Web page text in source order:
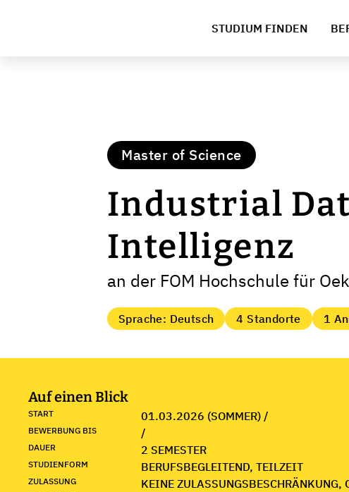
STUDIUM FINDEN
Master of Science
Industrial
Intelligenz
an der FOM Hochschule für
Sprache: Deutsch 4 Standorte 1
Auf einen Blick
START 01.03.2026 (SOMMER) /
BEWERBUNG BIS /
DAUER 2 SEMESTER
STUDIENFORM BERUFSBEGLEITEND, TEILZEIT
ZULASSUNG KEINE ZULASSUNGSBESCHRÄNKUNG,